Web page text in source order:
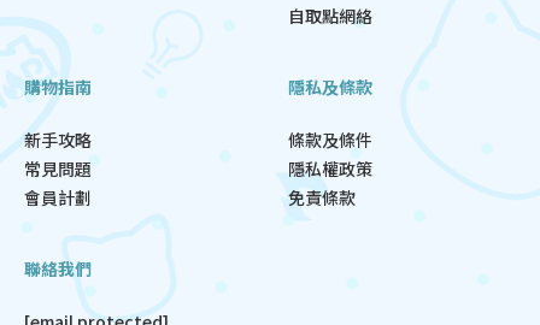
自取點網絡
購物指南
新手攻略
常見問題
會員計劃
隱私及條款
條款及條件
隱私權政策
免責條款
聯絡我們